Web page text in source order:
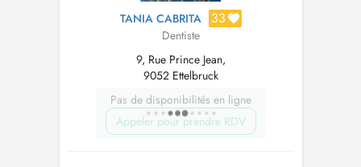
TANIA CABRITA 33
Dentiste
9, Rue Prince Jean,
9052 Ettelbruck
Pas de disponibilités en ligne
Appeler pour prendre RDV